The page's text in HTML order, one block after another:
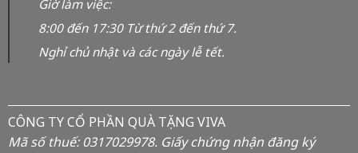
Giờ làm việc:
8:00 đến 17:30 Từ thứ 2 đến thứ 7.
Nghỉ chủ nhật và các ngày lễ tết.
CÔNG TY CỔ PHẦN QUÀ TẶNG VIVA
Mã số thuế: 0317029978. Giấy chứng nhận đăng ký